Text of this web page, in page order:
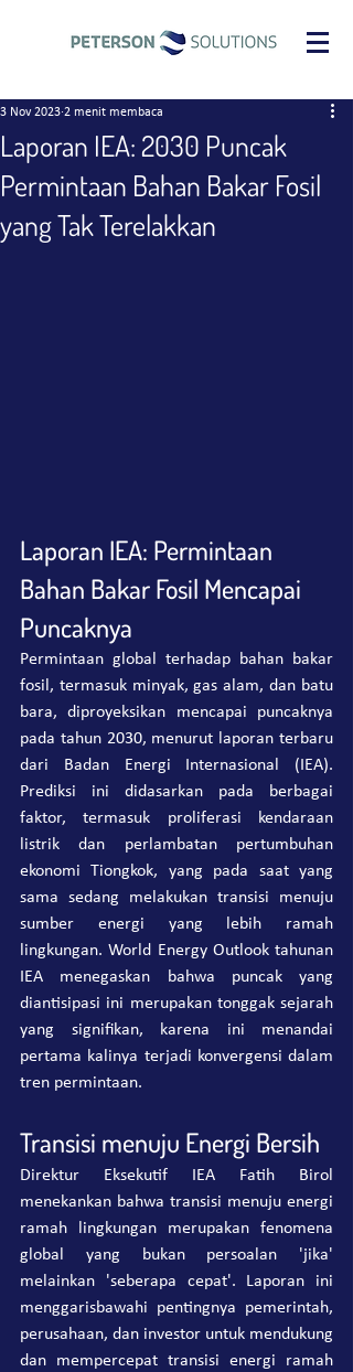
Laporan IEA: 2030 Puncak
Permintaan Bahan Bakar Fosil
yang Tak Terelakkan
3 Nov 2023 2 menit membaca
Laporan IEA: Permintaan
Bahan Bakar Fosil Mencapai
Puncaknya
Permintaan global terhadap bahan bakar
fosil, termasuk minyak, gas alam, dan batu
bara, diproyeksikan mencapai puncaknya
pada tahun 2030, menurut laporan terbaru
dari Badan Energi Internasional (IEA).
Prediksi ini didasarkan pada berbagai
faktor, termasuk proliferasi kendaraan
listrik dan perlambatan pertumbuhan
ekonomi Tiongkok, yang pada saat yang
sama sedang melakukan transisi menuju
sumber energi yang lebih ramah
lingkungan. World Energy Outlook tahunan
IEA menegaskan bahwa puncak yang
diantisipasi ini merupakan tonggak sejarah
yang signifikan, karena ini menandai
pertama kalinya terjadi konvergensi dalam
tren permintaan.
Transisi menuju Energi Bersih
Direktur Eksekutif IEA Fatih Birol
menekankan bahwa transisi menuju energi
ramah lingkungan merupakan fenomena
global yang bukan persoalan 'jika'
melainkan 'seberapa cepat'. Laporan ini
menggarisbawahi pentingnya pemerintah,
perusahaan, dan investor untuk mendukung
dan mempercepat transisi energi ramah